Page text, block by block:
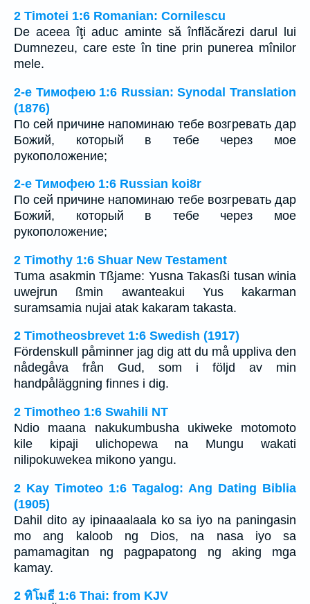
2 Timotei 1:6 Romanian: Cornilescu
De aceea îţi aduc aminte să înflăcărezi darul lui
Dumnezeu, care este în tine prin punerea mînilor
mele.
2-е Тимофею 1:6 Russian: Synodal Translation
(1876)
По сей причине напоминаю тебе возгревать дар
Божий, который в тебе через мое
рукоположение;
2-е Тимофею 1:6 Russian koi8r
По сей причине напоминаю тебе возгревать дар
Божий, который в тебе через мое
рукоположение;
2 Timothy 1:6 Shuar New Testament
Tuma asakmin Tßjame: Yusna Takasßi tusan winia
uwejrun ßmin awanteakui Yus kakarman
suramsamia nujai atak kakaram takasta.
2 Timotheosbrevet 1:6 Swedish (1917)
Fördenskull påminner jag dig att du må uppliva den
nådegåva från Gud, som i följd av min
handpåläggning finnes i dig.
2 Timotheo 1:6 Swahili NT
Ndio maana nakukumbusha ukiweke motomoto
kile kipaji ulichopewa na Mungu wakati
nilipokuwekea mikono yangu.
2 Kay Timoteo 1:6 Tagalog: Ang Dating Biblia
(1905)
Dahil dito ay ipinaaalaala ko sa iyo na paningasin
mo ang kaloob ng Dios, na nasa iyo sa
pamamagitan ng pagpapatong ng aking mga
kamay.
2 ทิโมธี 1:6 Thai: from KJV